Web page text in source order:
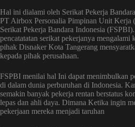
Hal ini dialami oleh Serikat Pekerja
PT Airbox Personalia Pimpinan Unit Kerja
Serikat Pekerja Bandara Indonesia
pencatatatan serikat pekerjanya mengalami
pihak Disnaker Kota Tangerang
kepada pihak perusahaan.
FSPBI menilai hal Ini dapat menimbulkan
di dalam dunia perburuhan di Indonesia.
semakin banyak pekerja rentan berstatus
lepas dan ahli daya. Dimana Ketika ingin
pekerjaan mereka menjadi taruhan